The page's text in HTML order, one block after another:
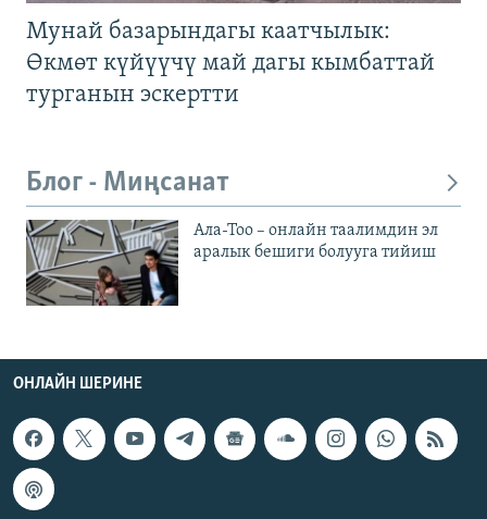
Мунай базарындагы каатчылык:
Өкмөт күйүүчү май дагы кымбаттай
турганын эскертти
Блог - Миңсанат
Ала-Тоо – онлайн таалимдин эл
аралык бешиги болууга тийиш
ОНЛАЙН ШЕРИНЕ